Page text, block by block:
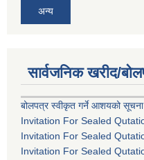
अन्य
सार्वजनिक खरीद/
बोलपत्र स्वीकृत गर्ने आशयको सूचना
Invitation For Sealed
Invitation For Sealed
Invitation For Sealed